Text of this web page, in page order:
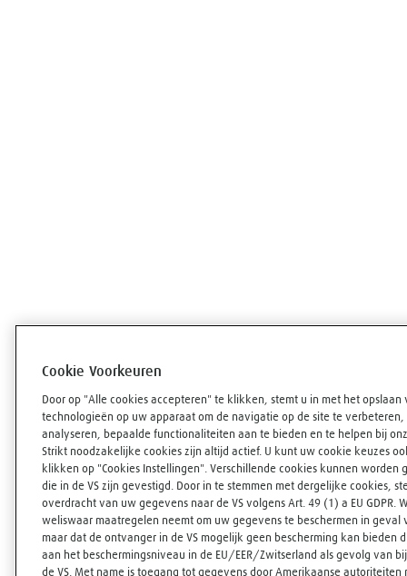
Cookie Voorkeuren
Door op "Alle cookies accepteren" te klikken, stemt u in met het opslaan
technologieën op uw apparaat om de navigatie op de site te
analyseren, bepaalde functionaliteiten aan te bieden en te helpen bij
Strikt noodzakelijke cookies zijn altijd actief. U kunt uw cookie keuzes
klikken op "Cookies Instellingen". Verschillende cookies kunnen worden
die in de VS zijn gevestigd. Door in te stemmen met dergelijke cookies,
overdracht van uw gegevens naar de VS volgens Art. 49 (1) a EU GDPR.
weliswaar maatregelen neemt om uw gegevens te beschermen in
maar dat de ontvanger in de VS mogelijk geen bescherming kan bieden
aan het beschermingsniveau in de EU/EER/Zwitserland als gevolg van
de VS. Met name is toegang tot gegevens door Amerikaanse